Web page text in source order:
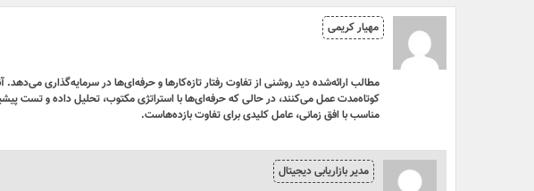
مهیار کریمی
مطالب ارائه‌شده دید روشنی از تفاوت رفتار تازه‌کارها و حرفه‌ای‌ها در سرمایه‌گذاری
کوتاه‌مدت عمل می‌کنند، در حالی که حرفه‌ای‌ها با استراتژی مکتوب، تحلیل داده و تست
مناسب با افق زمانی، عامل کلیدی برای تفاوت بازده‌هاست.
مدیر بازاریابی دیجیتال